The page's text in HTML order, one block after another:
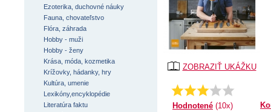
ZOBRAZIŤ UKÁŽKU
Priemer:
2.6
Hodnotené (10x)
Ezoterika, duchovné náuky
Fauna, chovateľstvo
Flóra, záhrada
Hobby - muži
Hobby - ženy
Krása, móda, kozmetika
Krížovky, hádanky, hry
Kultúra, umenie
Lexikóny,encyklopédie
Literatúra faktu